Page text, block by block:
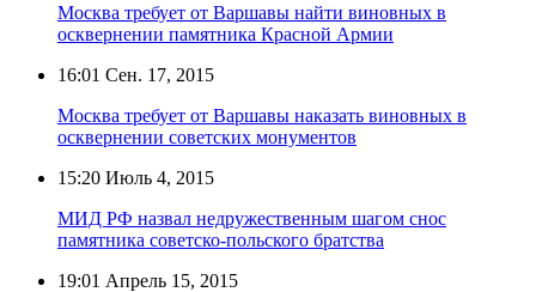
Москва требует от Варшавы найти виновных в
осквернении памятника Красной Армии
16:01 Сен. 17, 2015
Москва требует от Варшавы наказать виновных в
осквернении советских монументов
15:20 Июль 4, 2015
МИД РФ назвал недружественным шагом снос
памятника советско-польского братства
19:01 Апрель 15, 2015